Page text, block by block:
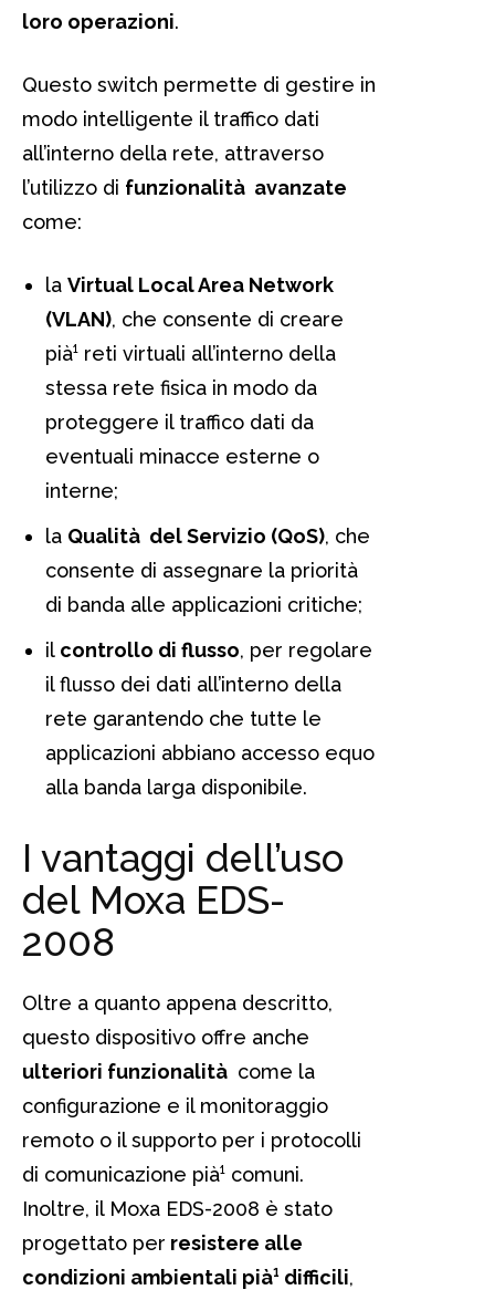
loro operazioni.
Questo switch permette di gestire in
modo intelligente il traffico dati
all’interno della rete, attraverso
l’utilizzo di funzionalità avanzate
come:
la Virtual Local Area Network
(VLAN), che consente di creare
pià¹ reti virtuali all’interno della
stessa rete fisica in modo da
proteggere il traffico dati da
eventuali minacce esterne o
interne;
la Qualità del Servizio (QoS), che
consente di assegnare la priorità
di banda alle applicazioni critiche;
il controllo di flusso, per regolare
il flusso dei dati all’interno della
rete garantendo che tutte le
applicazioni abbiano accesso equo
alla banda larga disponibile.
I vantaggi dell’uso
del Moxa EDS-
2008
Oltre a quanto appena descritto,
questo dispositivo offre anche
ulteriori funzionalità come la
configurazione e il monitoraggio
remoto o il supporto per i protocolli
di comunicazione pià¹ comuni.
Inoltre, il Moxa EDS-2008 è stato
progettato per resistere alle
condizioni ambientali pià¹ difficili,